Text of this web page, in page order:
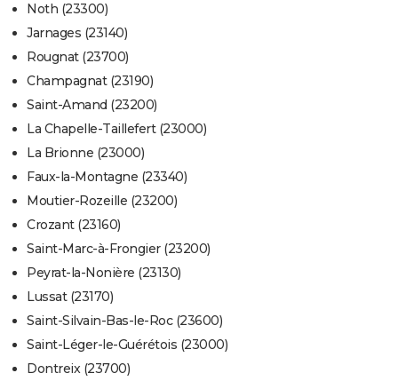
Noth (23300)
Jarnages (23140)
Rougnat (23700)
Champagnat (23190)
Saint-Amand (23200)
La Chapelle-Taillefert (23000)
La Brionne (23000)
Faux-la-Montagne (23340)
Moutier-Rozeille (23200)
Crozant (23160)
Saint-Marc-à-Frongier (23200)
Peyrat-la-Nonière (23130)
Lussat (23170)
Saint-Silvain-Bas-le-Roc (23600)
Saint-Léger-le-Guérétois (23000)
Dontreix (23700)